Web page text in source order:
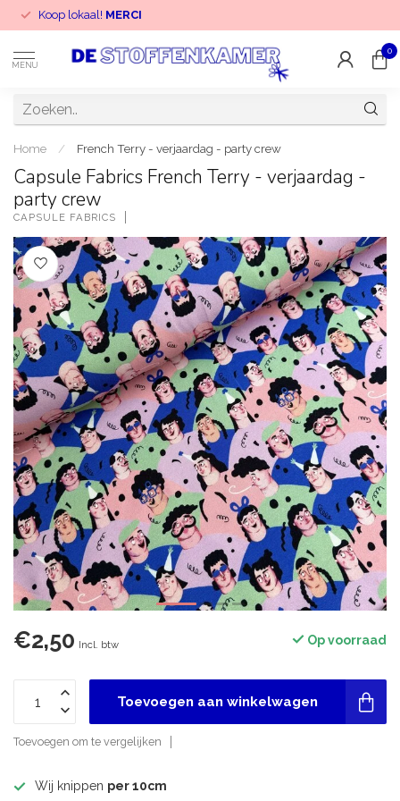
Koop lokaal! MERCI
MENU
0
Home / French Terry - verjaardag - party crew
Capsule Fabrics French Terry - verjaardag -
party crew
CAPSULE FABRICS
€2,50 Incl. btw Op voorraad
Toevoegen aan winkelwagen
Toevoegen om te vergelijken
Wij knippen per 10cm